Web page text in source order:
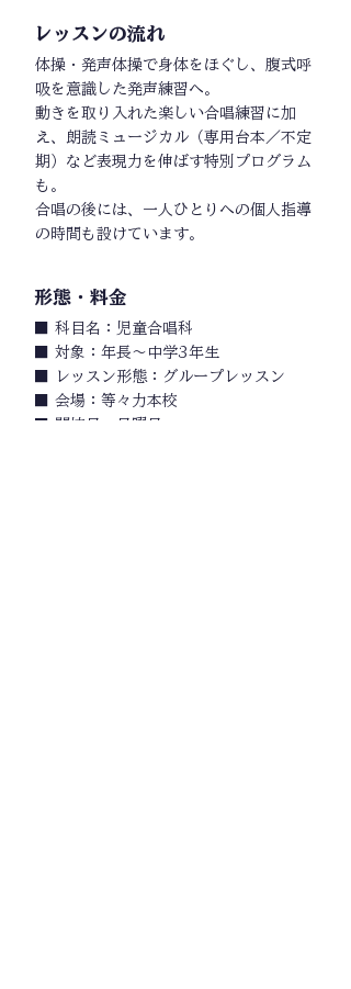
レッスンの流れ
体操・発声体操で身体をほぐし、腹式呼
吸を意識した発声練習へ。
動きを取り入れた楽しい合唱練習に加
え、朗読ミュージカル（専用台本／不定
期）など表現力を伸ばす特別プログラム
も。
合唱の後には、一人ひとりへの個人指導
の時間も設けています。
​形態・料金
■ 科目名：児童合唱科
■ 対象：年長〜中学3年生
■ レッスン形態：グループレッスン
■ 会場：等々力本校
■ 開校日：日曜日